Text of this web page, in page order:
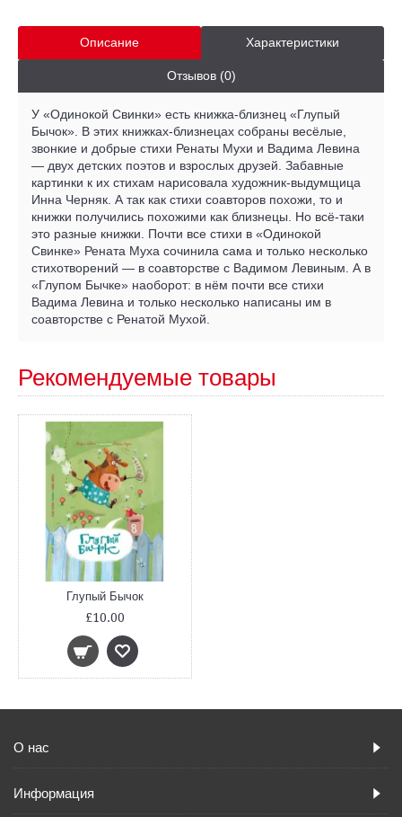
Описание Характеристики
Отзывов (0)
У «Одинокой Свинки» есть книжка-близнец «Глупый
Бычок». В этих книжках-близнецах собраны весёлые,
звонкие и добрые стихи Ренаты Мухи и Вадима Левина
— двух детских поэтов и взрослых друзей. Забавные
картинки к их стихам нарисовала художник-выдумщица
Инна Черняк. А так как стихи соавторов похожи, то и
книжки получились похожими как близнецы. Но всё-таки
это разные книжки. Почти все стихи в «Одинокой
Свинке» Рената Муха сочинила сама и только несколько
стихотворений — в соавторстве с Вадимом Левиным. А в
«Глупом Бычке» наоборот: в нём почти все стихи
Вадима Левина и только несколько написаны им в
соавторстве с Ренатой Мухой.
Рекомендуемые товары
Глупый Бычок
£10.00
О нас
Информация